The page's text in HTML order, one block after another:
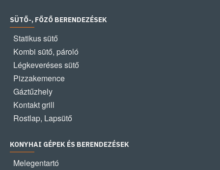
SÜTŐ-, FŐZŐ BERENDEZÉSEK
Statikus sütő
Kombi sütő, pároló
Légkeveréses sütő
Pizzakemence
Gáztűzhely
Kontakt grill
Rostlap, Lapsütő
KONYHAI GÉPEK ÉS BERENDEZÉSEK
Melegentartó